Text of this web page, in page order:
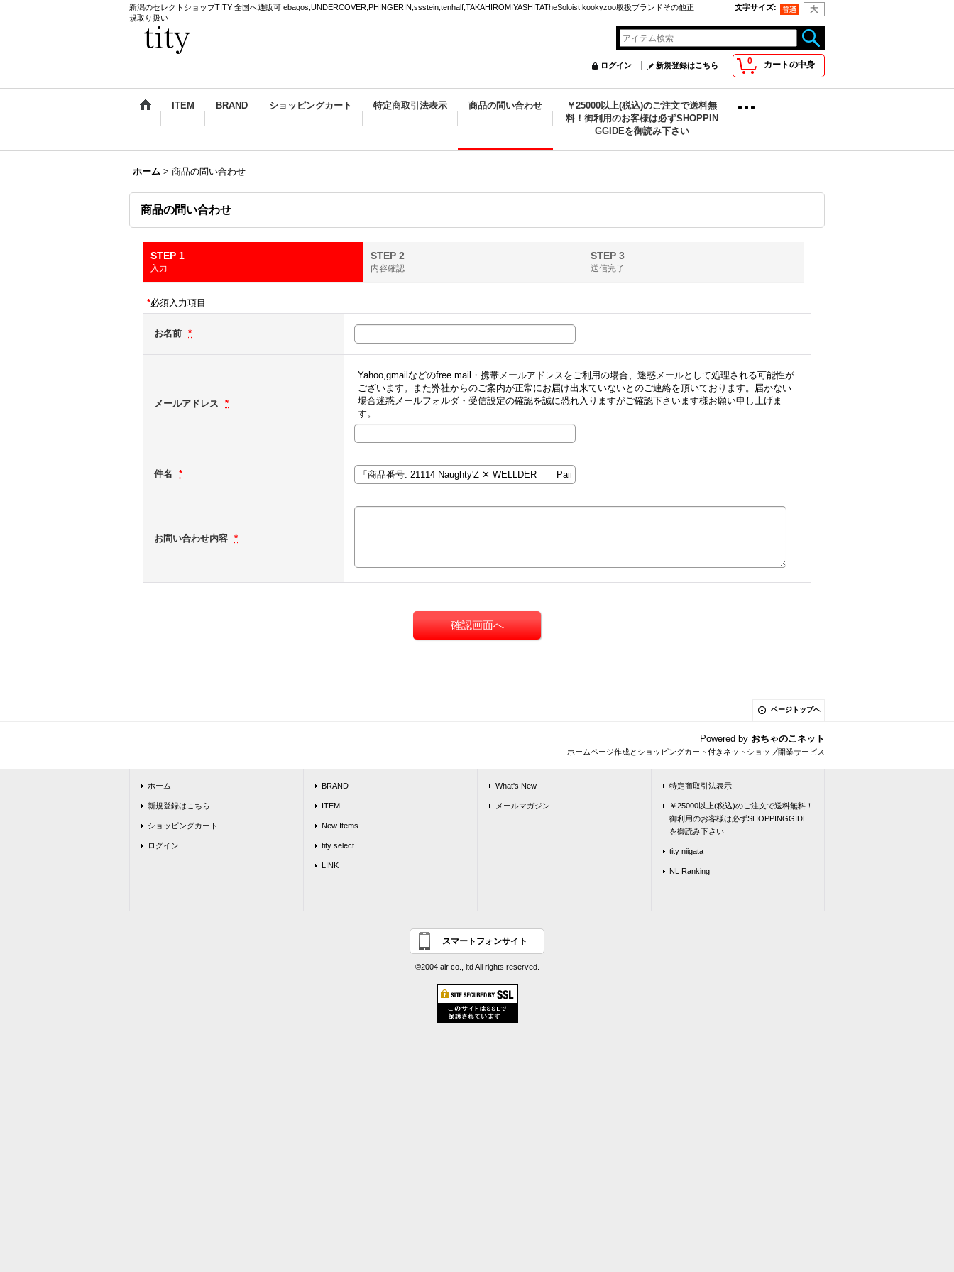
新潟のセレクトショップTITY 全国へ通販可 ebagos,UNDERCOVER,PHINGERIN,ssstein,tenhalf,TAKAHIROMIYASHITATheSoloist.kookyzoo取扱ブランドその他正
規取り扱い
文字サイズ:
0 カートの中身
ログイン 新規登録はこちら
ITEM BRAND ショッピングカート 特定商取引法表示 商品の問い合わせ
￥25000以上(税込)のご注文で送料無
料！御利用のお客様は必ずSHOPPIN
GGIDEを御読み下さい
ホーム > 商品の問い合わせ
商品の問い合わせ
STEP 1
入力
STEP 2
内容確認
STEP 3
送信完了
*必須入力項目
お名前 *
メールアドレス *
Yahoo,gmailなどのfree mail・携帯メールアドレスをご利用の場合、迷惑メールとして処理される可能性が
ございます。また弊社からのご案内が正常にお届け出来ていないとのご連絡を頂いております。届かない
場合迷惑メールフォルダ・受信設定の確認を誠に恐れ入りますがご確認下さいます様お願い申し上げま
す。
件名 *
お問い合わせ内容 *
ページトップへ
Powered by おちゃのこネット
ホームページ作成とショッピングカート付きネットショップ開業サービス
ホーム
新規登録はこちら
ショッピングカート
ログイン
BRAND
ITEM
New Items
tity select
LINK
What's New
メールマガジン
特定商取引法表示
￥25000以上(税込)のご注文で送料無料！
御利用のお客様は必ずSHOPPINGGIDE
を御読み下さい
tity niigata
NL Ranking
スマートフォンサイト
©2004 air co., ltd All rights reserved.